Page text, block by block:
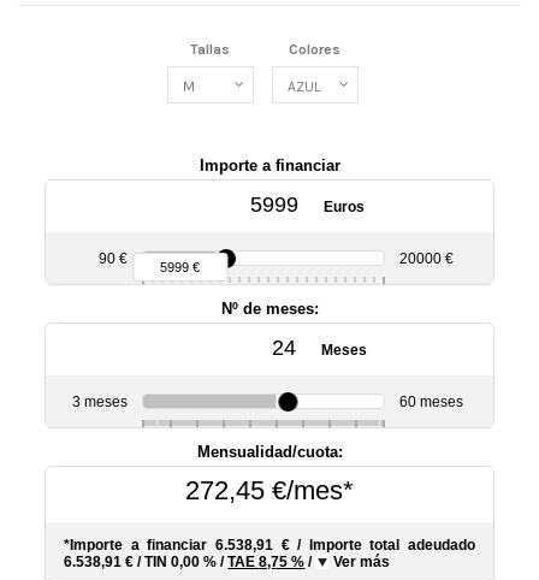
Tallas Colores
Importe a financiar
Euros
90 € 5999 € 20000 €
Nº de meses:
Meses
3 meses 60 meses
Mensualidad/cuota:
272,45 €/mes*
*Importe a financiar 6.538,91 € / Importe total adeudado
6.538,91 € /TIN0,00 % /TAE8,75 % / Ver más